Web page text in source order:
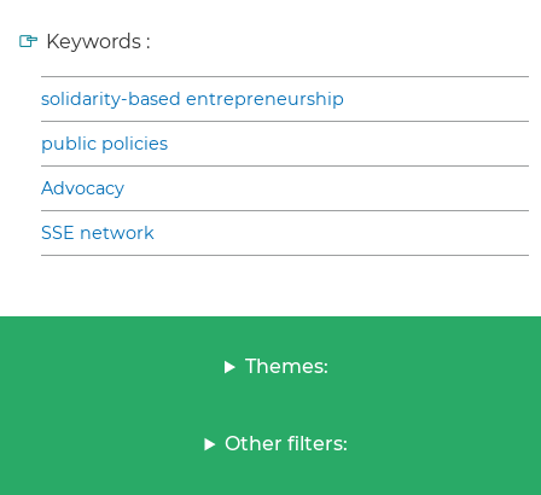
Keywords :
solidarity-based entrepreneurship
public policies
Advocacy
SSE network
Themes:
Other filters: